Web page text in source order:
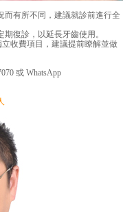
有所不同，建議就診前進行全
復診，以延長牙齒使用。
收費項目，建議提前瞭解並做
或 WhatsApp